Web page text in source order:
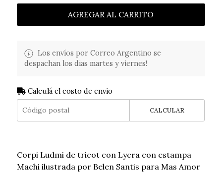
AGREGAR AL CARRITO
Los envíos por Correo Argentino se
despachan los dias martes y viernes!
Calculá el costo de envío
CALCULAR
Corpi Ludmi de tricot con Lycra con estampa
Machi ilustrada por Belen Santis para Mas Amor